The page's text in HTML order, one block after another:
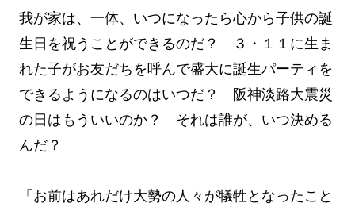
我が家は、一体、いつになったら心から子供の誕
生日を祝うことができるのだ？ ３・１１に生ま
れた子がお友だちを呼んで盛大に誕生パーティを
できるようになるのはいつだ？ 阪神淡路大震災
の日はもういいのか？ それは誰が、いつ決める
んだ？
「お前はあれだけ大勢の人々が犠牲となったこと